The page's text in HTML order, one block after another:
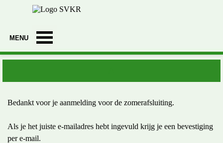
Ga naar de inhoud
Bedankt voor je aanmelding voor de zomerafsluiting.
Als je het juiste e-mailadres hebt ingevuld krijg je een bevestiging
per e-mail.